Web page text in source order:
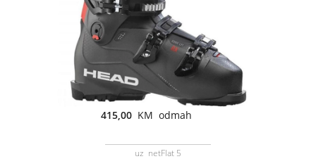
415,00 KM odmah
uz netFlat 5